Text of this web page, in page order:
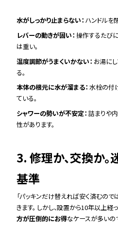
水がしっかり止まらない： ハンドルを
レバーの動きが固い： 操作するたびに
は重い。
温度調節がうまくいかない： お湯に
る。
本体の根元に水が溜まる： 水栓の付
ている。
シャワーの勢いが不安定： 詰まりや
性があります。
3. 修理か、交換か
基準
「パッキンだけ替えれば安く済むので
きます。 しかし、設置から10年以上経
方が圧倒的にお得なケースが多いの